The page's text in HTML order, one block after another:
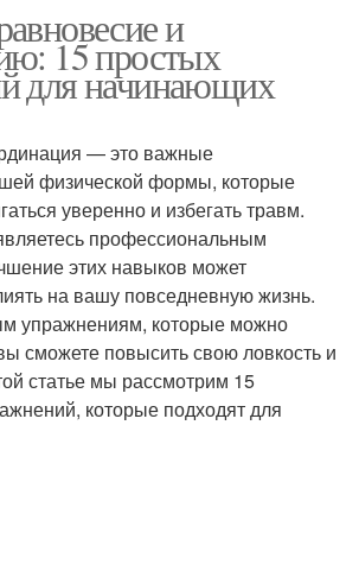
и
15 простых
для начинающих
— это важные
физической формы, которые
уверенно и избегать травм.
профессиональным
этих навыков может
на вашу повседневную жизнь.
упражнениям, которые можно
сможете повысить свою ловкость и
статье мы рассмотрим 15
которые подходят для